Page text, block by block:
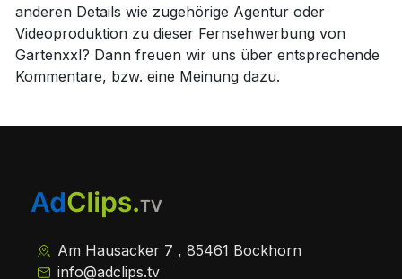
anderen Details wie zugehörige Agentur oder
Videoproduktion zu dieser Fernsehwerbung von
Gartenxxl? Dann freuen wir uns über entsprechende
Kommentare, bzw. eine Meinung dazu.
Am Hausacker 7 , 85461 Bockhorn
info@adclips.tv